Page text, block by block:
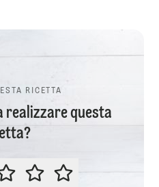
RICETTA
realizzare questa
VALUTA QUESTA RICETTA